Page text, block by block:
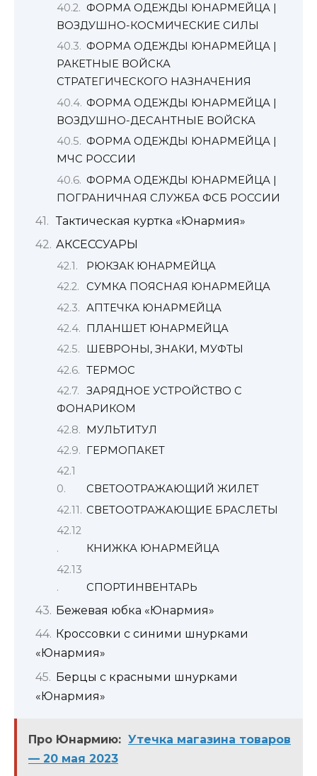
ФОРМА ОДЕЖДЫ ЮНАРМЕЙЦА |
ВОЗДУШНО-КОСМИЧЕСКИЕ СИЛЫ
ФОРМА ОДЕЖДЫ ЮНАРМЕЙЦА |
РАКЕТНЫЕ ВОЙСКА
СТРАТЕГИЧЕСКОГО НАЗНАЧЕНИЯ
ФОРМА ОДЕЖДЫ ЮНАРМЕЙЦА |
ВОЗДУШНО-ДЕСАНТНЫЕ ВОЙСКА
ФОРМА ОДЕЖДЫ ЮНАРМЕЙЦА |
МЧС РОССИИ
ФОРМА ОДЕЖДЫ ЮНАРМЕЙЦА |
ПОГРАНИЧНАЯ СЛУЖБА ФСБ РОССИИ
Тактическая куртка «Юнармия»
АКСЕССУАРЫ
РЮКЗАК ЮНАРМЕЙЦА
СУМКА ПОЯСНАЯ ЮНАРМЕЙЦА
АПТЕЧКА ЮНАРМЕЙЦА
ПЛАНШЕТ ЮНАРМЕЙЦА
ШЕВРОНЫ, ЗНАКИ, МУФТЫ
ТЕРМОС
ЗАРЯДНОЕ УСТРОЙСТВО С
ФОНАРИКОМ
МУЛЬТИТУЛ
ГЕРМОПАКЕТ
СВЕТООТРАЖАЮЩИЙ ЖИЛЕТ
СВЕТООТРАЖАЮЩИЕ БРАСЛЕТЫ
КНИЖКА ЮНАРМЕЙЦА
СПОРТИНВЕНТАРЬ
Бежевая юбка «Юнармия»
Кроссовки с синими шнурками
«Юнармия»
Берцы с красными шнурками
«Юнармия»
Про Юнармию: Утечка магазина товаров
— 20 мая 2023